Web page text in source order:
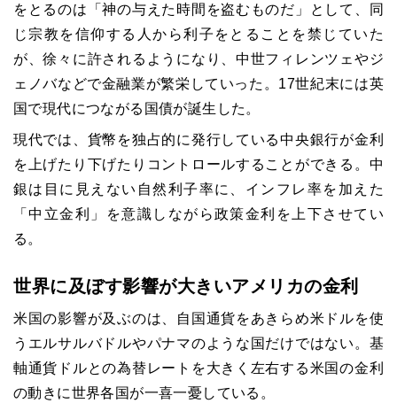
をとるのは「神の与えた時間を盗むものだ」として、同
じ宗教を信仰する人から利子をとることを禁じていた
が、徐々に許されるようになり、中世フィレンツェやジ
ェノバなどで金融業が繁栄していった。17世紀末には英
国で現代につながる国債が誕生した。
現代では、貨幣を独占的に発行している中央銀行が金利
を上げたり下げたりコントロールすることができる。中
銀は目に見えない自然利子率に、インフレ率を加えた
「中立金利」を意識しながら政策金利を上下させてい
る。
世界に及ぼす影響が大きいアメリカの金利
米国の影響が及ぶのは、自国通貨をあきらめ米ドルを使
うエルサルバドルやパナマのような国だけではない。基
軸通貨ドルとの為替レートを大きく左右する米国の金利
の動きに世界各国が一喜一憂している。